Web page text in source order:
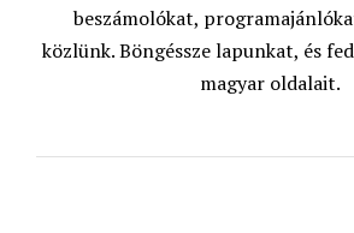
beszámolókat,
közlünk. Böngéssze lapunkat, és
magyar oldalait.